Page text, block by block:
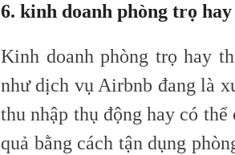
6. kinh doanh phòng trọ
Kinh doanh phòng trọ hay
như dịch vụ Airbnb đang là
thu nhập thụ động hay có
quả bằng cách tận dụng